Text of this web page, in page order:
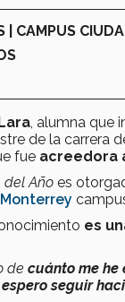
CAMPUS
, alumna que
de la carrera
fue acreedora
del Año es
es
de cuánto me he
seguir